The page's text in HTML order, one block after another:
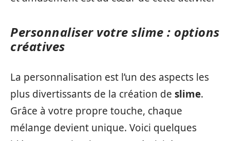
Personnaliser votre slime : options
créatives
La personnalisation est l’un des aspects les
plus divertissants de la création de slime.
Grâce à votre propre touche, chaque
mélange devient unique. Voici quelques